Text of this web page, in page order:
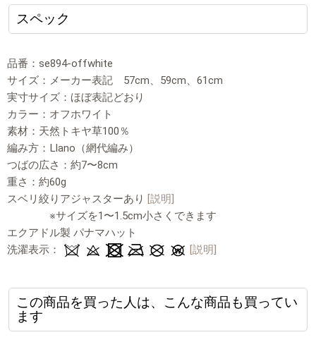
スペック
品番：se894-offwhite
サイズ：メーカー表記 57cm、59cm、61cm
実寸サイズ：ほぼ表記どおり
カラー：オフホワイト
素材：天然トキヤ草100％
編み方：Llano（網代編み）
つばの広さ：約7〜8cm
重さ：約60g
スベリ絞りアジャスターあり [説明]
※サイズを1〜1.5cm小さくできます
エクアドル製 パナマハット
洗濯表示：
[説明]
この商品を買った人は、こんな商品も買ってい
ます